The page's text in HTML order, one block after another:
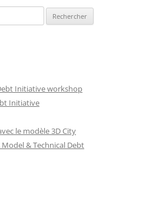
Initiative workshop
Initiative
le modèle 3D City
& Technical Debt